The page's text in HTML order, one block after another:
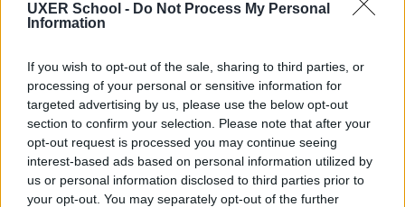
UXER School - Do Not Process My Personal
Information
If you wish to opt-out of the sale, sharing to third parties, or
processing of your personal or sensitive information for
targeted advertising by us, please use the below opt-out
section to confirm your selection. Please note that after your
opt-out request is processed you may continue seeing
interest-based ads based on personal information utilized by
us or personal information disclosed to third parties prior to
your opt-out. You may separately opt-out of the further
APÚNTATE AHORA